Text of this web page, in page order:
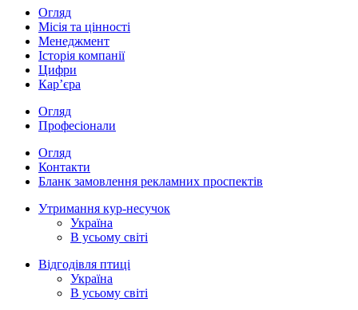
Огляд
Місія та цінності
Менеджмент
Історія компанії
Цифри
Кар’єра
Огляд
Професіонали
Огляд
Контакти
Бланк замовлення рекламних проспектів
Утримання кур-несучок
Україна
В усьому світі
Відгодівля птиці
Україна
В усьому світі